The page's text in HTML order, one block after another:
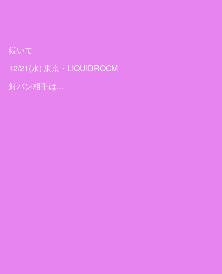
続いて
12/21(水) 東京・LIQUIDROOM
対バン相手は…